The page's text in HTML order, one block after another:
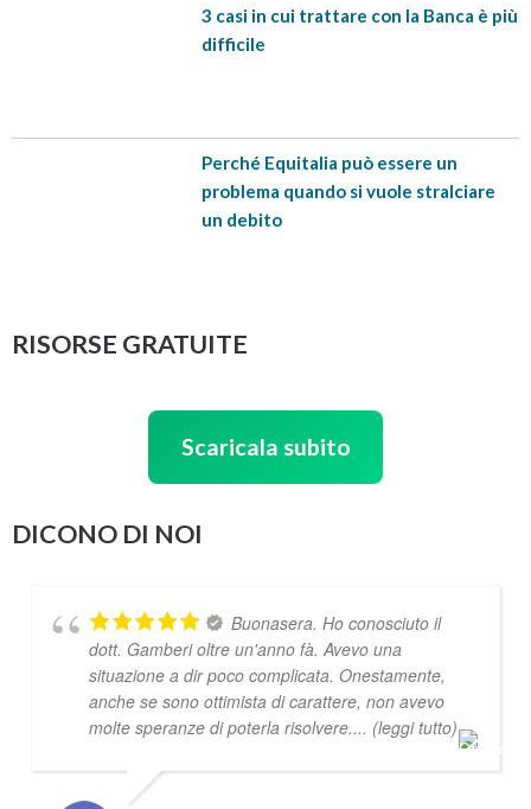
3 casi in cui trattare con la Banca è più
difficile
Perché Equitalia può essere un
problema quando si vuole stralciare
un debito
RISORSE GRATUITE
Scaricala subito
DICONO DI NOI
Buonasera. Ho conosciuto il
dott. Gamberi oltre un'anno fà. Avevo una
situazione a dir poco complicata. Onestamente,
anche se sono ottimista di carattere, non avevo
molte speranze di poterla risolvere.... (leggi tutto)